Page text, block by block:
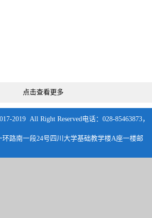
点击查看更多
2019 All Right Reserved电话：028-85463873，
路南一段24号四川大学基础教学楼A座一楼邮